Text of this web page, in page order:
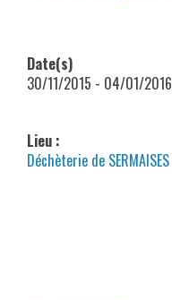
Date(s)
30/11/2015 - 04/01/2016
Lieu :
Déchèterie de SERMAISES